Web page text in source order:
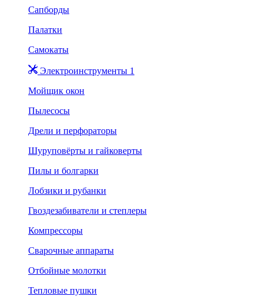
Сапборды
Палатки
Самокаты
Электроинструменты 1
Мойщик окон
Пылесосы
Дрели и перфораторы
Шуруповёрты и гайковерты
Пилы и болгарки
Лобзики и рубанки
Гвоздезабиватели и степлеры
Компрессоры
Сварочные аппараты
Отбойные молотки
Тепловые пушки